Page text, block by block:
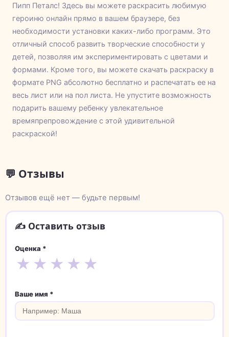
Пипп Петалс! Здесь вы можете раскрасить любимую
героиню онлайн прямо в вашем браузере, без
необходимости установки каких-либо программ. Это
отличный способ развить творческие способности у
детей, позволяя им экспериментировать с цветами и
формами. Кроме того, вы можете скачать раскраску в
формате PNG абсолютно бесплатно и распечатать ее на
весь лист или на пол листа. Не упустите возможность
подарить вашему ребенку увлекательное
времяпрепровождение с этой удивительной
раскраской!
💬 Отзывы
Отзывов ещё нет — будьте первым!
✍️ Оставить отзыв
Оценка *
★ ★ ★ ★ ★
Ваше имя *